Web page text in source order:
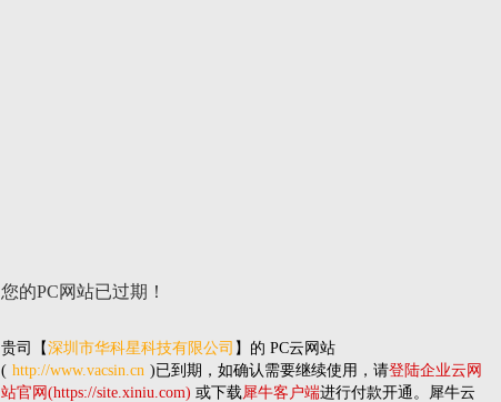
您的PC网站已过期！
贵司 【深圳市华科星科技有限公司 】的 PC云网站
( http://www.vacsin.cn )已到期，如确认需要继续使用，请登陆企业云网
站官网(https://site.xiniu.com) 或下载犀牛客户端进行付款开通。犀牛云